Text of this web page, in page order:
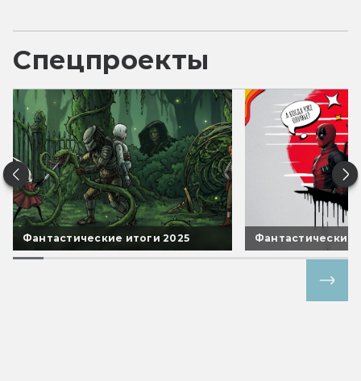
Спецпроекты
Фантастические итоги 2025 Фантастические